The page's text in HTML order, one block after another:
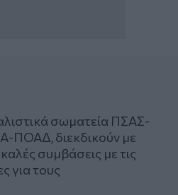
σωματεία ΠΣΑΣ-
διεκδικούν με
συμβάσεις με τις
για τους